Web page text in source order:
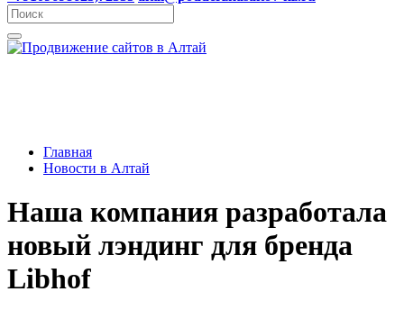
Главная
Новости в Алтай
Наша компания разработала
новый лэндинг для бренда
Libhof